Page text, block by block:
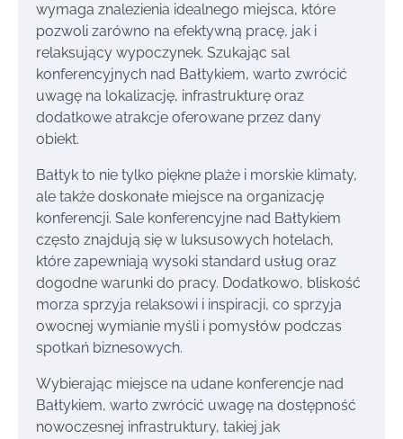
wymaga znalezienia idealnego miejsca, które
pozwoli zarówno na efektywną pracę, jak i
relaksujący wypoczynek. Szukając sal
konferencyjnych nad Bałtykiem, warto zwrócić
uwagę na lokalizację, infrastrukturę oraz
dodatkowe atrakcje oferowane przez dany
obiekt.
Bałtyk to nie tylko piękne plaże i morskie klimaty,
ale także doskonałe miejsce na organizację
konferencji. Sale konferencyjne nad Bałtykiem
często znajdują się w luksusowych hotelach,
które zapewniają wysoki standard usług oraz
dogodne warunki do pracy. Dodatkowo, bliskość
morza sprzyja relaksowi i inspiracji, co sprzyja
owocnej wymianie myśli i pomysłów podczas
spotkań biznesowych.
Wybierając miejsce na udane konferencje nad
Bałtykiem, warto zwrócić uwagę na dostępność
nowoczesnej infrastruktury, takiej jak